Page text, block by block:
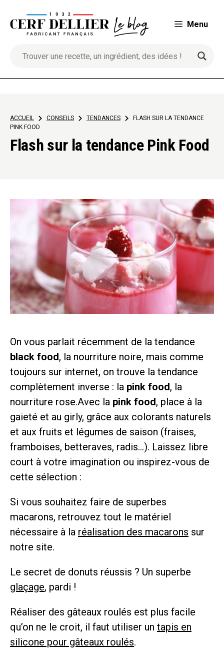
contenu
Menu
ACCUEIL > CONSEILS > TENDANCES >
FLASH SUR LA TENDANCE
PINK FOOD
Flash sur la tendance Pink Food
On vous parlait récemment de la tendance
black food, la nourriture noire, mais comme
toujours sur internet, on trouve la tendance
complètement inverse : la pink food, la
nourriture rose.Avec la pink food, place à la
gaieté et au girly, grâce aux colorants naturels
et aux fruits et légumes de saison (fraises,
framboises, betteraves, radis…). Laissez libre
court à votre imagination ou inspirez-vous de
cette sélection :
Si vous souhaitez faire de superbes
macarons, retrouvez tout le matériel
nécessaire à la réalisation des macarons sur
notre site.
Le secret de donuts réussis ? Un superbe
glaçage, pardi !
Réaliser des gâteaux roulés est plus facile
qu’on ne le croit, il faut utiliser un tapis en
silicone pour gâteaux roulés.